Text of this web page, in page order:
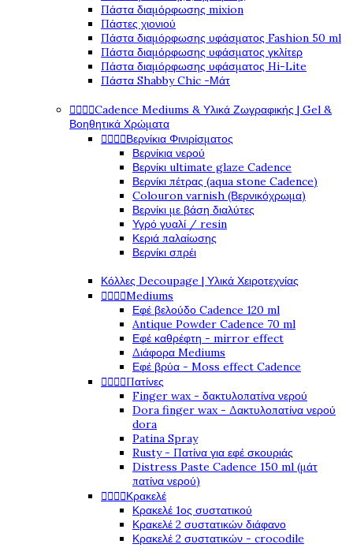
Πάστα διαμόρφωσης mixion
Πάστες χιονιού
Πάστα διαμόρφωσης υφάσματος Fashion 50 ml
Πάστα διαμόρφωσης υφάσματος γκλίτερ
Πάστα διαμόρφωσης υφάσματος Hi-Lite
Πάστα Shabby Chic -Μάτ
Cadence Mediums & Υλικά Ζωγραφικής | Gel &
Βοηθητικά Χρώματα
Βερνίκια Φινιρίσματος
Βερνίκια νερού
Βερνίκι ultimate glaze Cadence
Βερνίκι πέτρας (aqua stone Cadence)
Colouron varnish (Βερνικόχρωμα)
Βερνίκι με βάση διαλύτες
Υγρό γυαλί / resin
Κεριά παλαίωσης
Βερνίκι σπρέι
Κόλλες Decoupage | Υλικά Χειροτεχνίας
Mediums
Εφέ βελούδο Cadence 120 ml
Antique Powder Cadence 70 ml
Εφέ καθρέφτη - mirror effect
Διάφορα Mediums
Εφέ βρύα - Moss effect Cadence
Πατίνες
Finger wax - δακτυλοπατίνα νερού
Dora finger wax - Δακτυλοπατίνα νερού
dora
Patina Spray
Rusty - Πατίνα για εφέ σκουριάς
Distress Paste Cadence 150 ml (μάτ
πατίνα νερού)
Κρακελέ
Κρακελέ 1ος συστατικού
Κρακελέ 2 συστατικών διάφανο
Κρακελέ 2 συστατικών - crocodile